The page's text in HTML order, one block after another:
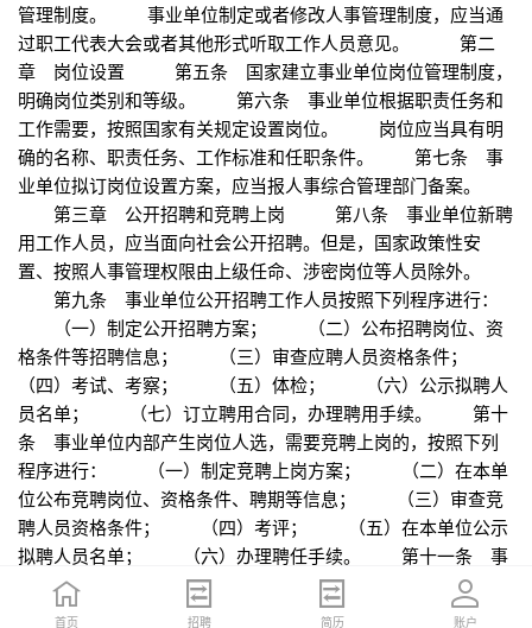
管理制度。 事业单位制定或者修改人事管理制度，应当通
过职工代表大会或者其他形式听取工作人员意见。 第二
章 岗位设置 第五条 国家建立事业单位岗位管理制度，
明确岗位类别和等级。 第六条 事业单位根据职责任务和
工作需要，按照国家有关规定设置岗位。 岗位应当具有明
确的名称、职责任务、工作标准和任职条件。 第七条 事
业单位拟订岗位设置方案，应当报人事综合管理部门备案。
第三章 公开招聘和竞聘上岗 第八条 事业单位新聘
用工作人员，应当面向社会公开招聘。但是，国家政策性安
置、按照人事管理权限由上级任命、涉密岗位等人员除外。
第九条 事业单位公开招聘工作人员按照下列程序进行：
（一）制定公开招聘方案； （二）公布招聘岗位、资
格条件等招聘信息； （三）审查应聘人员资格条件；
（四）考试、考察； （五）体检； （六）公示拟聘人
员名单； （七）订立聘用合同，办理聘用手续。 第十
条 事业单位内部产生岗位人选，需要竞聘上岗的，按照下列
程序进行： （一）制定竞聘上岗方案； （二）在本单
位公布竞聘岗位、资格条件、聘期等信息； （三）审查竞
聘人员资格条件； （四）考评； （五）在本单位公示
拟聘人员名单； （六）办理聘任手续。 第十一条 事
业单位工作人员可以按照国家有关规定进行交流。 第四
章 聘用合同 第十二条 事业单位与工作人员订立的聘用
首页 招聘 简历 账户
首页 招聘 简历 账户